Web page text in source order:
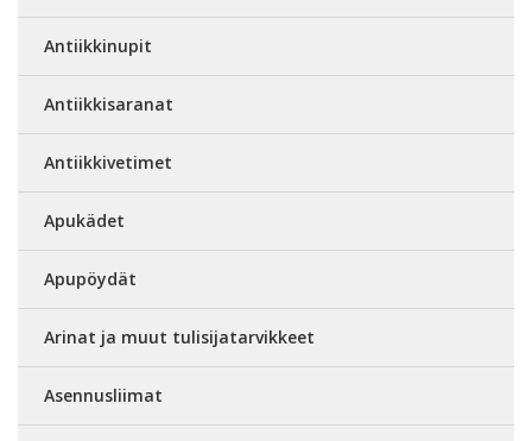
Antiikkinupit
Antiikkisaranat
Antiikkivetimet
Apukädet
Apupöydät
Arinat ja muut tulisijatarvikkeet
Asennusliimat